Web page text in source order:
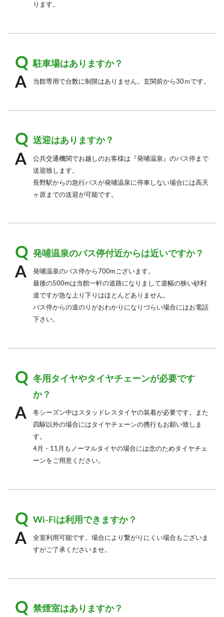
ります。
駐車場はありますか？
当館専用で台数に制限はありません。玄関前から30ｍです。
送迎はありますか？
公共交通機関でお越しのお客様は『発哺温泉』のバス停まで
送迎致します。
長野駅からの急行バスが発哺温泉に停車しない場合には高天
ヶ原までの送迎が可能です。
発哺温泉のバス停付近からは近いですか？
発哺温泉のバス停から700mございます。
最後の500mは当館一軒の道路になりまして道幅の狭い砂利
道ですが急な上り下りはほとんどありません。
バス停からの道のりがおわかりになりづらい場合にはお電話
下さい。
冬用タイヤやタイヤチェーンが必要です
か？
冬シーズン中はスタッドレスタイヤの装着が必要です。また
四駆以外の場合にはタイヤチェーンの携行もお願い致しま
す。
4月・11月もノーマルタイヤの場合には念のためタイヤチェ
ーンをご用意ください。
Wi-Fiは利用できますか？
全室利用可能です。場合により繋がりにくい場合もございま
すがご了承くださいませ。
禁煙室はありますか？